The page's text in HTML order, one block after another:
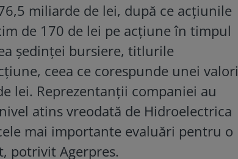
miliarde de lei, după ce acțiunile
de 170 de lei pe acțiune în timpul
ședinței bursiere, titlurile
ceea ce corespunde unei valori
lei. Reprezentanții companiei au
atins vreodată de Hidroelectrica
mai importante evaluări pentru o
potrivit Agerpres.